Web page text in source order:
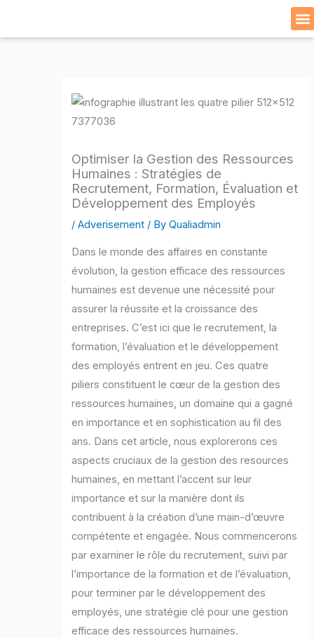
Optimiser la Gestion des Ressources
Humaines : Stratégies de
Recrutement, Formation, Évaluation et
Développement des Employés
/Adverisement / ByQualiadmin
Dans le monde des affaires en constante
évolution, la gestion efficace des ressources
humaines est devenue une nécessité pour
assurer la réussite et la croissance des
entreprises. C’est ici que le recrutement, la
formation, l’évaluation et le développement
des employés entrent en jeu. Ces quatre
piliers constituent le cœur de la gestion des
ressources humaines, un domaine qui a gagné
en importance et en sophistication au fil des
ans. Dans cet article, nous explorerons ces
aspects cruciaux de la gestion des resources
humaines, en mettant l’accent sur leur
importance et sur la manière dont ils
contribuent à la création d’une main-d’œuvre
compétente et engagée. Nous commencerons
par examiner le rôle du recrutement, suivi par
l’importance de la formation et de l’évaluation,
pour terminer par le développement des
employés, une stratégie clé pour une gestion
efficace des ressources humaines.